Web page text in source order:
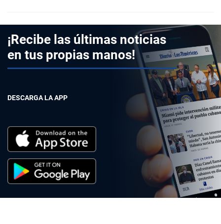
¡Recibe las últimas noticias
en tus propias manos!
DESCARGA LA APP